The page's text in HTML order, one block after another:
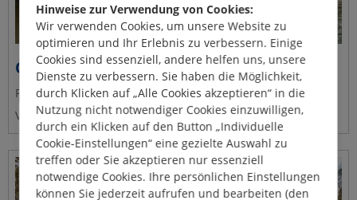
Hinweise zur Verwendung von Cookies:
Wir verwenden Cookies, um unsere Website zu
optimieren und Ihr Erlebnis zu verbessern. Einige
Cookies sind essenziell, andere helfen uns, unsere
Dienste zu verbessern. Sie haben die Möglichkeit,
durch Klicken auf „Alle Cookies akzeptieren“ in die
Nutzung nicht notwendiger Cookies einzuwilligen,
durch ein Klicken auf den Button „Individuelle
Cookie-Einstellungen“ eine gezielte Auswahl zu
treffen oder Sie akzeptieren nur essenziell
notwendige Cookies. Ihre persönlichen Einstellungen
können Sie jederzeit aufrufen und bearbeiten (den
Corvette A
Platz für 4 Personen
Vermieter: Le Boat